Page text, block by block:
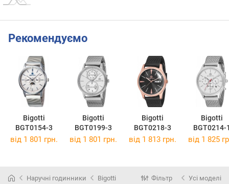
Рекомендуємо
Bigotti
BGT0154-3
Bigotti
BGT0199-3
Bigotti
BGT0218-3
Bigotti
BGT0214-
від 1 801 грн. від 1 801 грн. від 1 813 грн. від 1 825
Наручні годинники Bigotti Фільтр Усі моделі